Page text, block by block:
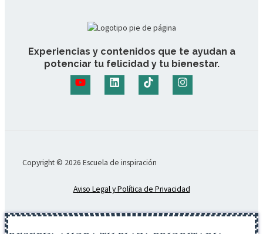
Experiencias y contenidos que te ayudan a
potenciar tu felicidad y tu bienestar.
Copyright © 2026 Escuela de inspiración
Aviso Legal y Política de Privacidad